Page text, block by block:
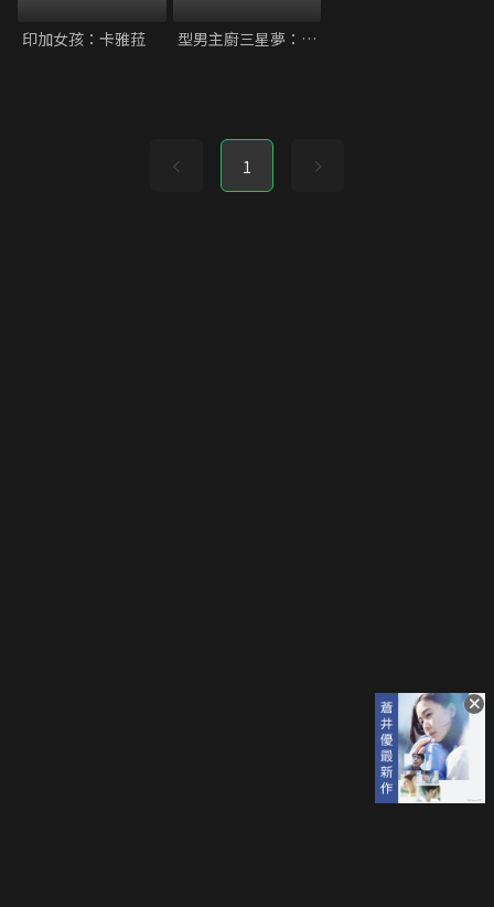
印加女孩：卡雅菈 型男主廚三星夢：巴黎篇
1